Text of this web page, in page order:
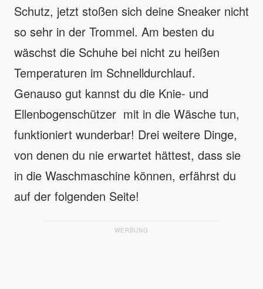
Schutz, jetzt stoßen sich deine Sneaker nicht
so sehr in der Trommel. Am besten du
wäschst die Schuhe bei nicht zu heißen
Temperaturen im Schnelldurchlauf.
Genauso gut kannst du die Knie- und
Ellenbogenschützer mit in die Wäsche tun,
funktioniert wunderbar! Drei weitere Dinge,
von denen du nie erwartet hättest, dass sie
in die Waschmaschine können, erfährst du
auf der folgenden Seite!
WERBUNG